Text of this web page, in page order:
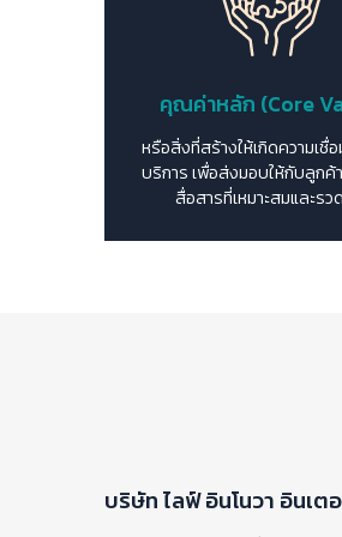
คุณค่าหลัก (Core
หรือสิ่งที่สร้างให้เกิดความเชื่
บริการ เพื่อส่งมอบให้กับลูกค้
สื่อสารที่เหมาะสมและรว
บริษัท ไลฟ์ อินโนวา อินเต